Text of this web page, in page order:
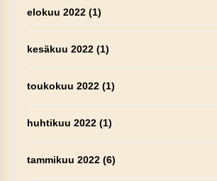
elokuu 2022(1)
kesäkuu 2022(1)
toukokuu 2022(1)
huhtikuu 2022(1)
tammikuu 2022(6)